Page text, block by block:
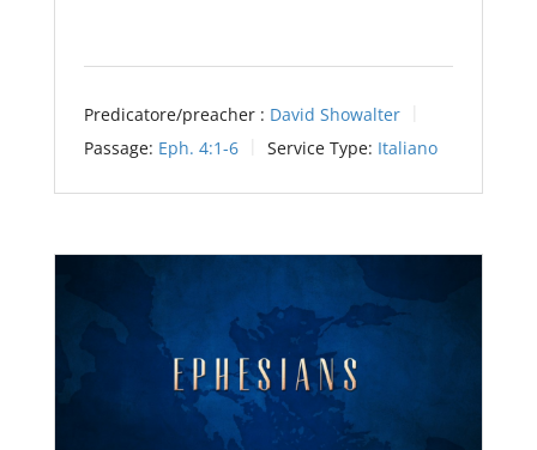
Predicatore/preacher : David Showalter
Passage: Eph. 4:1-6 Service Type: Italiano